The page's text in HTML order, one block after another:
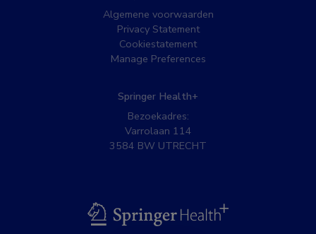
Algemene voorwaarden
Privacy Statement
Cookiestatement
Manage Preferences
Springer Health+
Bezoekadres:
Varrolaan 114
3584 BW UTRECHT
BSL